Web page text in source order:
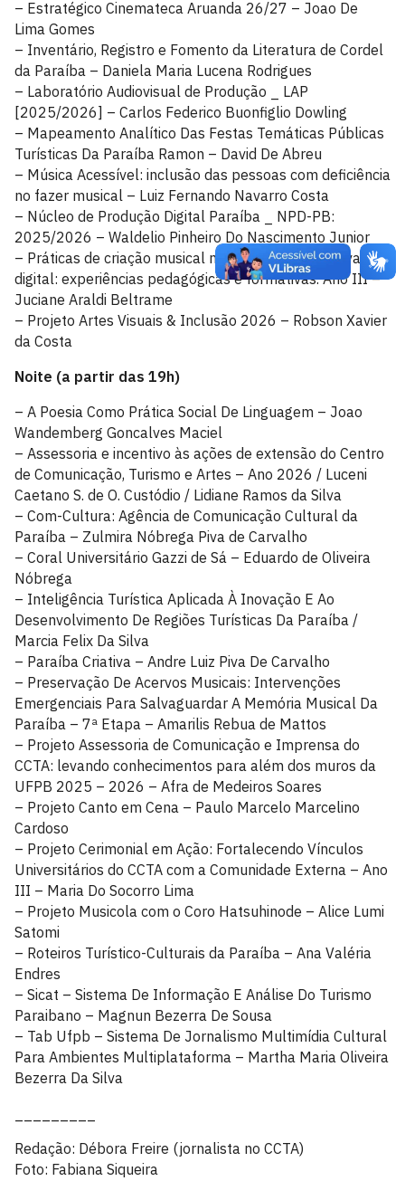
– Estratégico Cinemateca Aruanda 26/27 – Joao De
Lima Gomes
– Inventário, Registro e Fomento da Literatura de Cordel
da Paraíba – Daniela Maria Lucena Rodrigues
– Laboratório Audiovisual de Produção _ LAP
[2025/2026] – Carlos Federico Buonfiglio Dowling
– Mapeamento Analítico Das Festas Temáticas Públicas
Turísticas Da Paraíba Ramon – David De Abreu
– Música Acessível: inclusão das pessoas com deficiência
no fazer musical – Luiz Fernando Navarro Costa
– Núcleo de Produção Digital Paraíba _ NPD-PB:
2025/2026 – Waldelio Pinheiro Do Nascimento Junior
– Práticas de criação musical na cultura participativa
digital: experiências pedagógicas e formativas. Ano III –
Juciane Araldi Beltrame
– Projeto Artes Visuais & Inclusão 2026 – Robson Xavier
da Costa
Noite (a partir das 19h)
– A Poesia Como Prática Social De Linguagem – Joao
Wandemberg Goncalves Maciel
– Assessoria e incentivo às ações de extensão do Centro
de Comunicação, Turismo e Artes – Ano 2026 / Luceni
Caetano S. de O. Custódio / Lidiane Ramos da Silva
– Com-Cultura: Agência de Comunicação Cultural da
Paraíba – Zulmira Nóbrega Piva de Carvalho
– Coral Universitário Gazzi de Sá – Eduardo de Oliveira
Nóbrega
– Inteligência Turística Aplicada À Inovação E Ao
Desenvolvimento De Regiões Turísticas Da Paraíba /
Marcia Felix Da Silva
– Paraíba Criativa – Andre Luiz Piva De Carvalho
– Preservação De Acervos Musicais: Intervenções
Emergenciais Para Salvaguardar A Memória Musical Da
Paraíba – 7ª Etapa – Amarilis Rebua de Mattos
– Projeto Assessoria de Comunicação e Imprensa do
CCTA: levando conhecimentos para além dos muros da
UFPB 2025 – 2026 – Afra de Medeiros Soares
– Projeto Canto em Cena – Paulo Marcelo Marcelino
Cardoso
– Projeto Cerimonial em Ação: Fortalecendo Vínculos
Universitários do CCTA com a Comunidade Externa – Ano
III – Maria Do Socorro Lima
– Projeto Musicola com o Coro Hatsuhinode – Alice Lumi
Satomi
– Roteiros Turístico-Culturais da Paraíba – Ana Valéria
Endres
– Sicat – Sistema De Informação E Análise Do Turismo
Paraibano – Magnun Bezerra De Sousa
– Tab Ufpb – Sistema De Jornalismo Multimídia Cultural
Para Ambientes Multiplataforma – Martha Maria Oliveira
Bezerra Da Silva
Redação: Débora Freire (jornalista no CCTA)
Foto: Fabiana Siqueira